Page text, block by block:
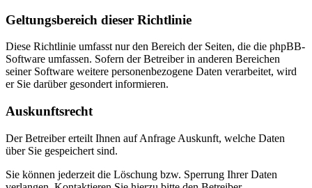
Geltungsbereich dieser Richtlinie
Diese Richtlinie umfasst nur den Bereich der Seiten, die die phpBB-
Software umfassen. Sofern der Betreiber in anderen Bereichen
seiner Software weitere personenbezogene Daten verarbeitet, wird
er Sie darüber gesondert informieren.
Auskunftsrecht
Der Betreiber erteilt Ihnen auf Anfrage Auskunft, welche Daten
über Sie gespeichert sind.
Sie können jederzeit die Löschung bzw. Sperrung Ihrer Daten